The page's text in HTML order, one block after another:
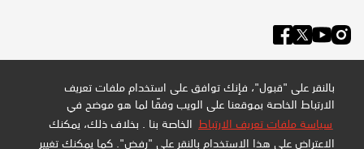
بالنقر على "قبول"، فإنك توافق على استخدام ملفات تعريف
الارتباط الخاصة بموقعنا على الويب وفقًا لما هو موضح في
سياسة ملفات تعريف الارتباط الخاصة بنا . بخلاف ذلك، يمكنك
الاعتراض على هذا الاستخدام بالنقر على "رفض". كما يمكنك تغيير